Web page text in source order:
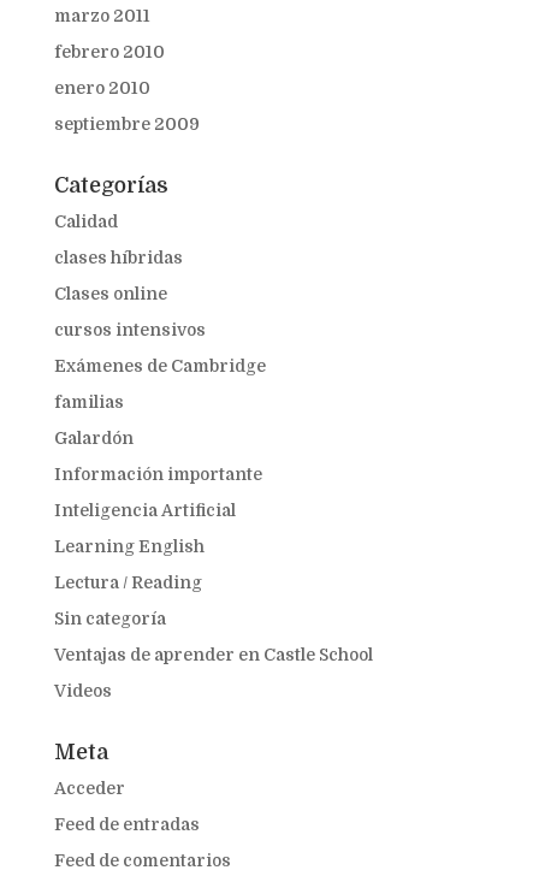
marzo 2011
febrero 2010
enero 2010
septiembre 2009
Categorías
Calidad
clases híbridas
Clases online
cursos intensivos
Exámenes de Cambridge
familias
Galardón
Información importante
Inteligencia Artificial
Learning English
Lectura / Reading
Sin categoría
Ventajas de aprender en Castle School
Videos
Meta
Acceder
Feed de entradas
Feed de comentarios